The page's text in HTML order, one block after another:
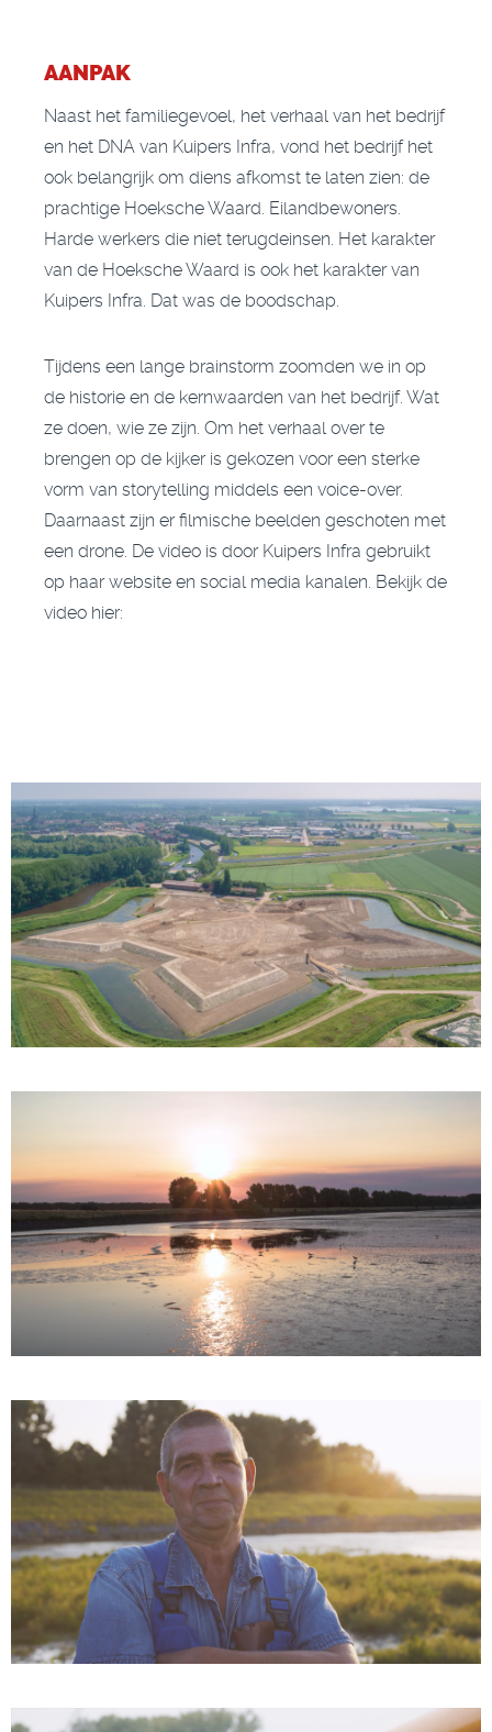
AANPAK
Naast het familiegevoel, het verhaal van het bedrijf
en het DNA van Kuipers Infra, vond het bedrijf het
ook belangrijk om diens afkomst te laten zien: de
prachtige Hoeksche Waard. Eilandbewoners.
Harde werkers die niet terugdeinsen. Het karakter
van de Hoeksche Waard is ook het karakter van
Kuipers Infra. Dat was de boodschap.
Tijdens een lange brainstorm zoomden we in op
de historie en de kernwaarden van het bedrijf. Wat
ze doen, wie ze zijn. Om het verhaal over te
brengen op de kijker is gekozen voor een sterke
vorm van storytelling middels een voice-over.
Daarnaast zijn er filmische beelden geschoten met
een drone. De video is door Kuipers Infra gebruikt
op haar website en social media kanalen. Bekijk de
video hier: